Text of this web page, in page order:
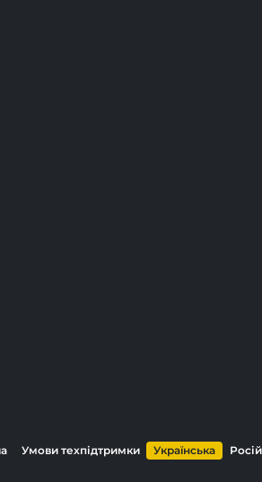
Умови техпідтримки Українська